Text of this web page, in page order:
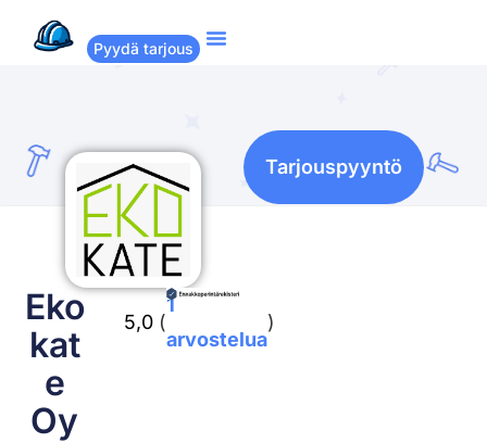
Pyydä tarjous
Eko
kat
e
Oy
5,0(
1
arvostelua
)
Tarjouspyyntö